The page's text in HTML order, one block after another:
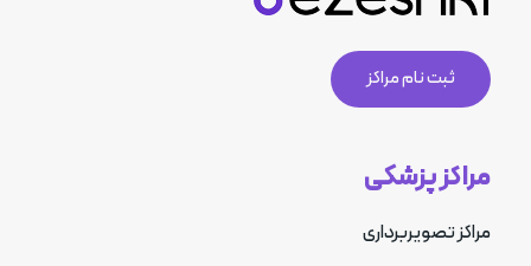
مراکز پزشکی
مراکز تصویربرداری
ثبت نام مراکز